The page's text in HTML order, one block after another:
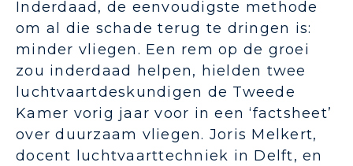
Inderdaad, de eenvoudigste methode
om al die schade terug te dringen is:
minder vliegen. Een rem op de groei
zou inderdaad helpen, hielden twee
luchtvaartdeskundigen de Tweede
Kamer vorig jaar voor in een ‘factsheet’
over duurzaam vliegen. Joris Melkert,
docent luchtvaarttechniek in Delft, en